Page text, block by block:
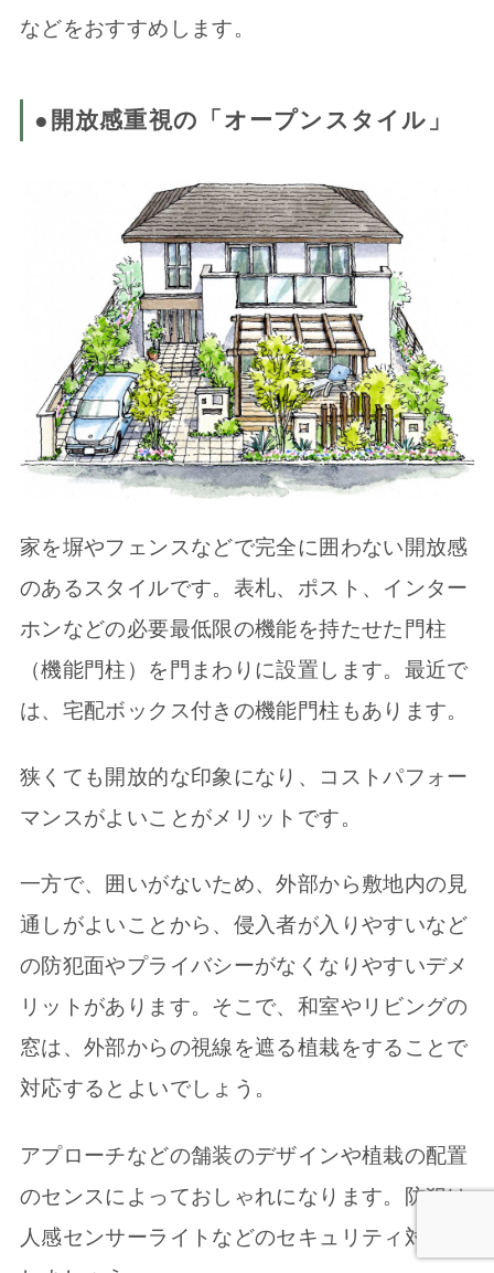
などをおすすめします。
●開放感重視の「オープンスタイル」
家を塀やフェンスなどで完全に囲わない開放感
のあるスタイルです。表札、ポスト、インター
ホンなどの必要最低限の機能を持たせた門柱
（機能門柱）を門まわりに設置します。最近で
は、宅配ボックス付きの機能門柱もあります。
狭くても開放的な印象になり、コストパフォー
マンスがよいことがメリットです。
一方で、囲いがないため、外部から敷地内の見
通しがよいことから、侵入者が入りやすいなど
の防犯面やプライバシーがなくなりやすいデメ
リットがあります。そこで、和室やリビングの
窓は、外部からの視線を遮る植栽をすることで
対応するとよいでしょう。
アプローチなどの舗装のデザインや植栽の配置
のセンスによっておしゃれになります。防犯は
人感センサーライトなどのセキュリティ対策を